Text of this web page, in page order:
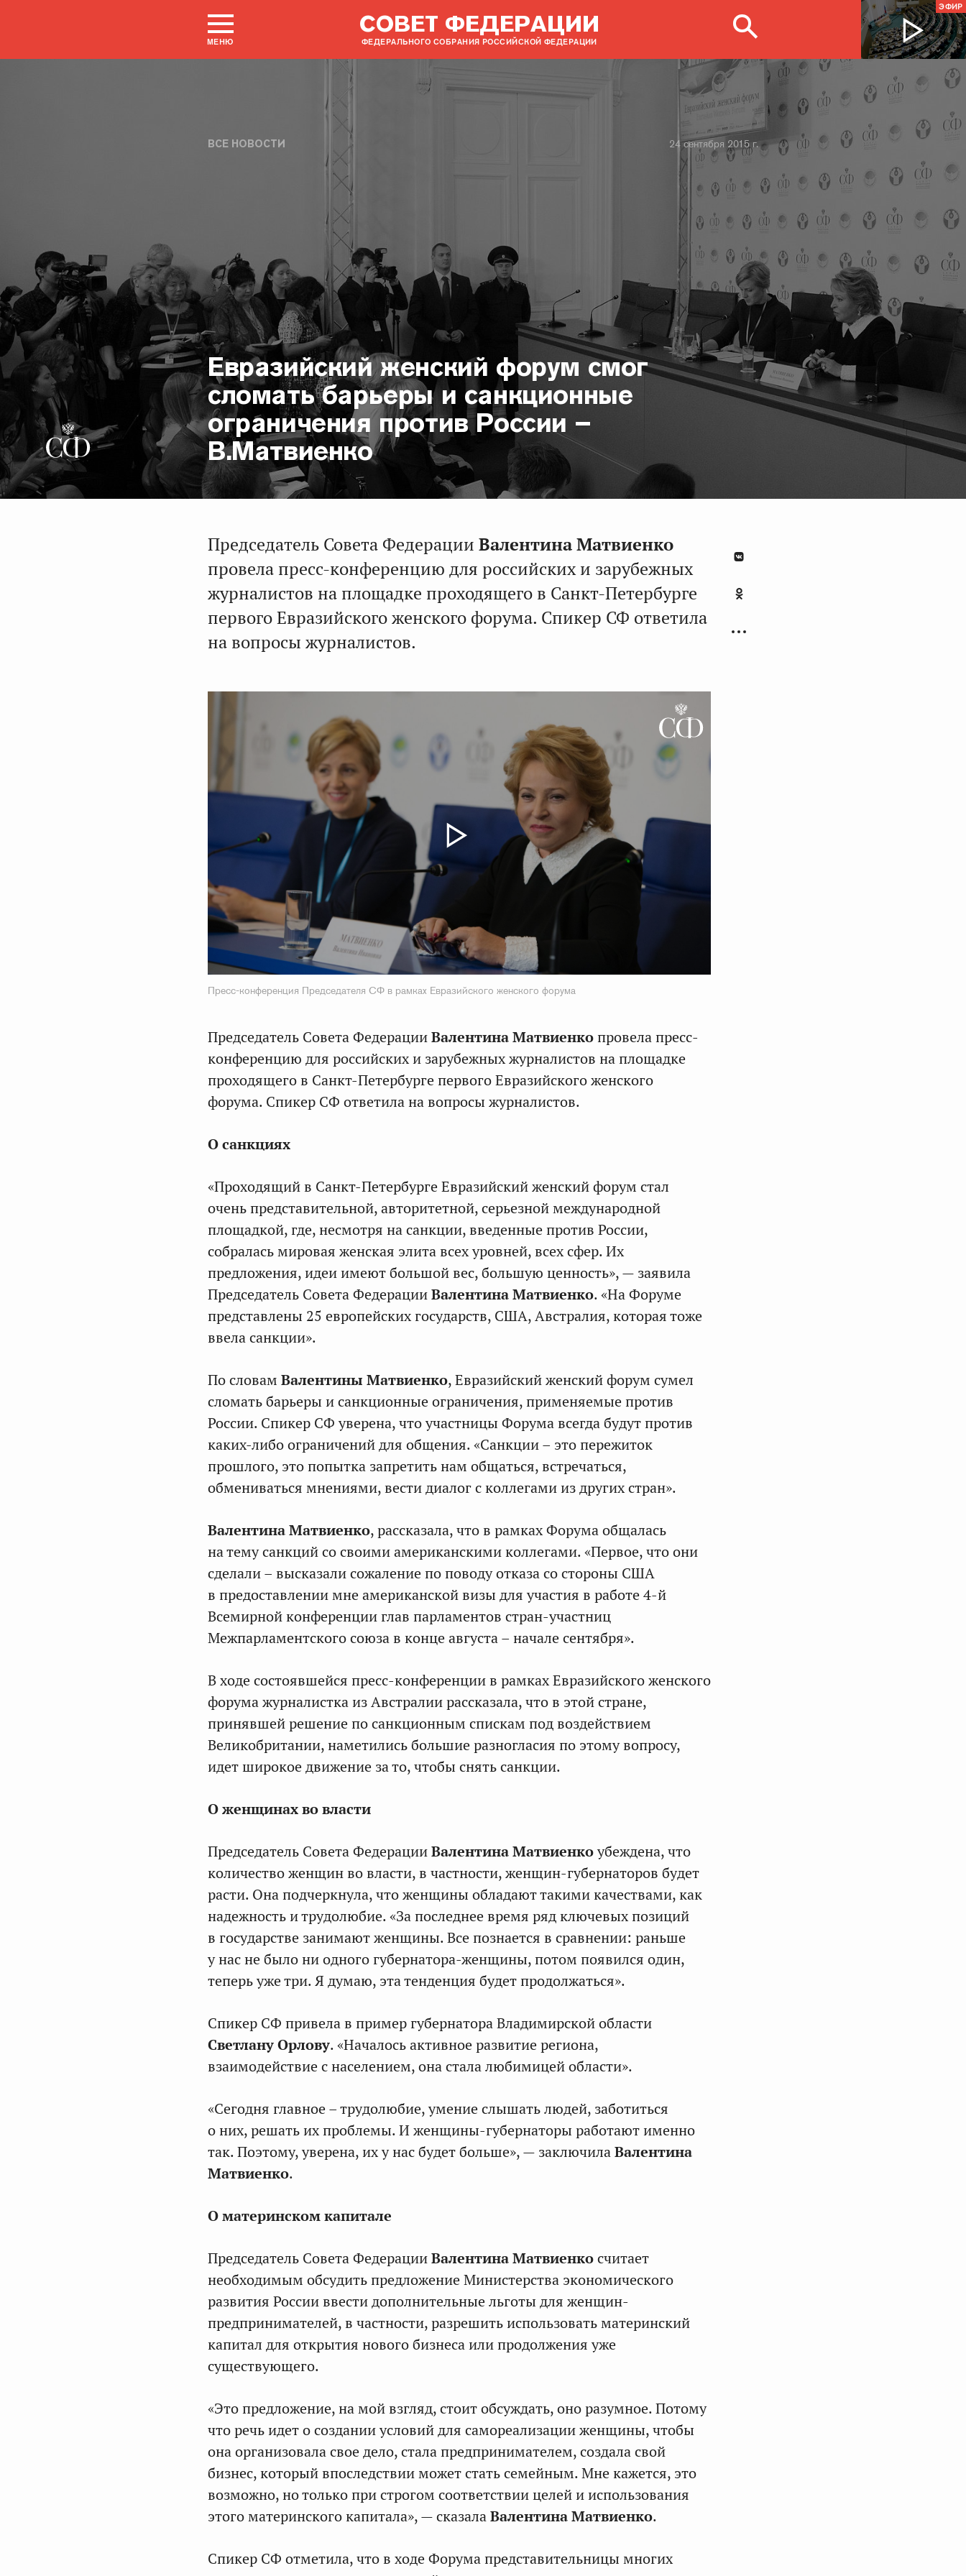
МЕНЮ
СОВЕТ ФЕДЕРАЦИИ
ФЕДЕРАЛЬНОГО СОБРАНИЯ РОССИЙСКОЙ ФЕДЕРАЦИИ
ЭФИР
ВСЕ НОВОСТИ
Евразийский женский форум смог
сломать барьеры и санкционные
ограничения против России –
В.Матвиенко
24 сентября 2015 г.
Председатель Совета Федерации Валентина Матвиенко
провела пресс-конференцию для российских и зарубежных
журналистов на площадке проходящего в Санкт-Петербурге
первого Евразийского женского форума. Спикер СФ ответила
на вопросы журналистов.
Пресс-конференция Председателя СФ в рамках Евразийского женского форума
Председатель Совета ФедерацииВалентина Матвиенкопровела пресс-
конференцию для российских и зарубежных журналистов на площадке
проходящего в Санкт-Петербурге первого Евразийского женского
форума. Спикер СФ ответила на вопросы журналистов.
О санкциях
«Проходящий в Санкт-Петербурге Евразийский женский форум стал
очень представительной, авторитетной, серьезной международной
площадкой, где, несмотря на санкции, введенные против России,
собралась мировая женская элита всех уровней, всех сфер. Их
предложения, идеи имеют большой вес, большую ценность», — заявила
Председатель Совета ФедерацииВалентина Матвиенко. «На Форуме
представлены 25 европейских государств, США, Австралия, которая тоже
ввела санкции».
По словам Валентины Матвиенко, Евразийский женский форум сумел
сломать барьеры и санкционные ограничения, применяемые против
России. Спикер СФ уверена, что участницы Форума всегда будут против
каких‑либо ограничений для общения. «Санкции – это пережиток
прошлого, это попытка запретить нам общаться, встречаться,
обмениваться мнениями, вести диалог с коллегами из других стран».
Валентина Матвиенко, рассказала, что в рамках Форума общалась
на тему санкций со своимиамериканскими коллегами. «Первое, что они
сделали – высказали сожаление по поводу отказа со стороны США
в предоставлении мне американской визы для участия в работе 4-й
Всемирной конференции глав парламентов стран-участниц
Межпарламентского союза в конце августа – начале сентября».
В ходе состоявшейся пресс-конференции в рамках Евразийского женского
форума журналистка из Австралии рассказала, что в этой стране,
принявшей решение по санкционным спискам под воздействием
Великобритании,наметились большие разногласия по этому вопросу,
идет широкое движение за то, чтобы снять санкции.
О женщинах во власти
Председатель Совета ФедерацииВалентина Матвиенкоубеждена, что
количество женщин во власти, в частности, женщин-губернаторов будет
расти. Она подчеркнула, что женщины обладают такими качествами, как
надежность и трудолюбие. «За последнее время ряд ключевых позиций
в государстве занимают женщины. Все познается в сравнении: раньше
у нас не было ни одного губернатора-женщины, потом появился один,
теперь уже три. Я думаю, эта тенденция будет продолжаться».
Спикер СФ привела в пример губернатора Владимирской области
Светлану Орлову. «Началось активное развитие региона,
взаимодействие с населением, она стала любимицей области».
«Сегодня главное – трудолюбие, умение слышать людей, заботиться
о них, решать их проблемы. И женщины-губернаторы работают именно
так. Поэтому, уверена, их у нас будет больше», — заключилаВалентина
Матвиенко.
О материнском капитале
Председатель Совета ФедерацииВалентина Матвиенкосчитает
необходимым обсудить предложение Министерства экономического
развития России ввести дополнительные льготы для женщин-
предпринимателей, в частности, разрешить использовать материнский
капитал для открытия нового бизнеса или продолжения уже
существующего.
«Это предложение, на мой взгляд, стоит обсуждать, оно разумное. Потому
что речь идет о создании условий для самореализации женщины, чтобы
она организовала свое дело, стала предпринимателем, создала свой
бизнес, который впоследствии может стать семейным. Мне кажется, это
возможно, но только при строгом соответствии целей и использования
этого материнского капитала», — сказалаВалентинаМатвиенко.
Спикер СФ отметила, что в ходе Форума представительницы многих